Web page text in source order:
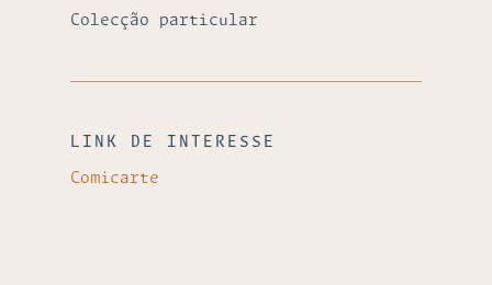
Colecção particular
LINK DE INTERESSE
Comicarte